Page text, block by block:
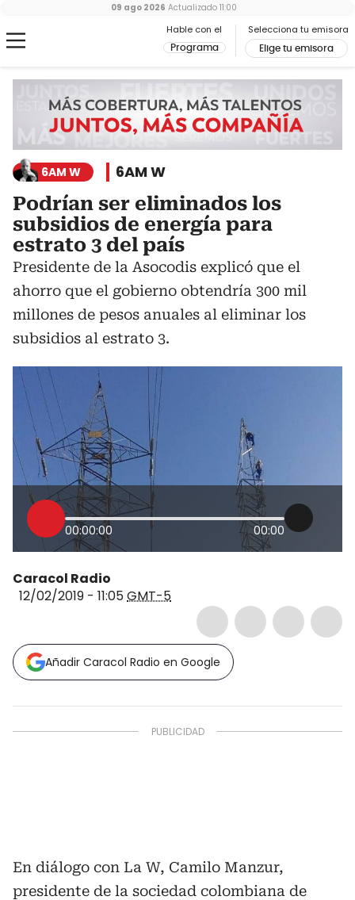
Hable con el
Programa
Selecciona tu emisora
Elige tu emisora
09 ago 2026 Actualizado 11:00
6AM W 6AM W
Podrían ser eliminados los
subsidios de energía para
estrato 3 del país
Presidente de la Asocodis explicó que el
ahorro que el gobierno obtendría 300 mil
millones de pesos anuales al eliminar los
subsidios al estrato 3.
00:00:00 00:00
Caracol Radio
12/02/2019 - 11:05GMT-5
Añadir Caracol Radio en Google
En diálogo con La W, Camilo Manzur,
presidente de la sociedad colombiana de